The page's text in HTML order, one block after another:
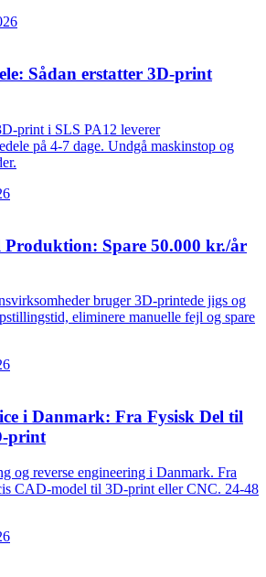
Sådan erstatter 3D-print
print i SLS PA12 leverer
på 4-7 dage. Undgå maskinstop og
Produktion: Spare 50.000 kr./år
bruger 3D-printede jigs og
eliminere manuelle fejl og spare
i Danmark: Fra Fysisk Del til
print
og reverse engineering i Danmark. Fra
CAD-model til 3D-print eller CNC. 24-48